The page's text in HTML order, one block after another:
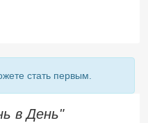
стать первым.
в День"